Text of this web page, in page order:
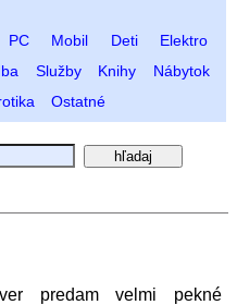
PC Mobil Deti
Elektro
Služby Knihy
Nábytok
Ostatné
predam velmi pekné